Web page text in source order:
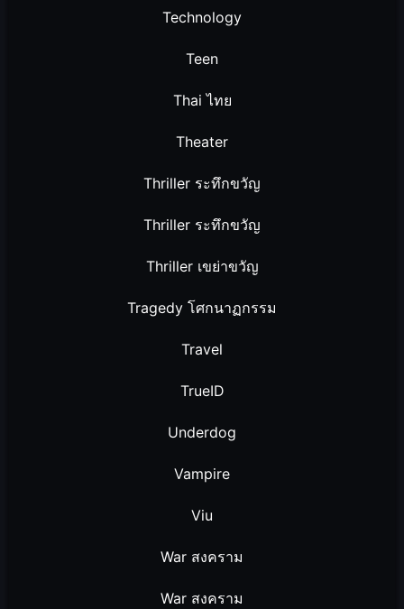
Technology
Teen
Thai ไทย
Theater
Thriller ระทึกขวัญ
Thriller ระทึกขวัญ
Thriller เขย่าขวัญ
Tragedy โศกนาฏกรรม
Travel
TrueID
Underdog
Vampire
Viu
War สงคราม
War สงคราม